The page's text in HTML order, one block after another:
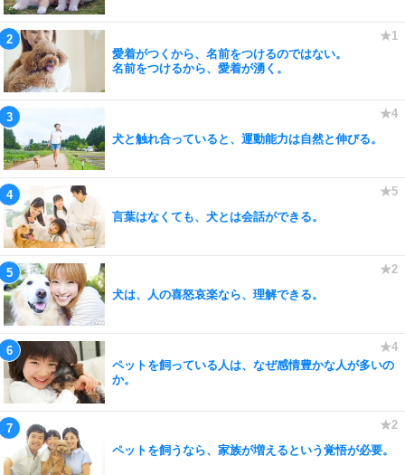
愛着がつくから、名前をつけるのではない。
名前をつけるから、愛着が湧く。
犬と触れ合っていると、運動能力は自然と伸びる。
言葉はなくても、犬とは会話ができる。
犬は、人の喜怒哀楽なら、理解できる。
ペットを飼っている人は、なぜ感情豊かな人が多いの
か。
ペットを飼うなら、家族が増えるという覚悟が必要。